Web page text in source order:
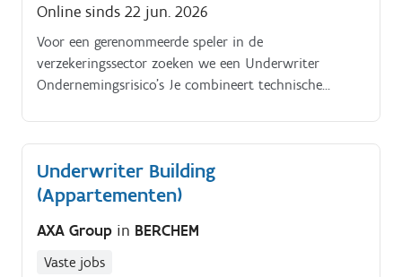
Online sinds 22 jun. 2026
Voor een gerenommeerde speler in de
verzekeringssector zoeken we een Underwriter
Ondernemingsrisico’s Je combineert technische
functie beoordeel je risico’s van zelfstandigen en
ondernemingen, werk je nauw samen met
professionele tussenpersonen en draag je actief bij
aan een kwalitatieve, rendabele
verantwoordelijkheden.
Underwriter Building
(Appartementen)
AXA Group in BERCHEM
Vaste jobs